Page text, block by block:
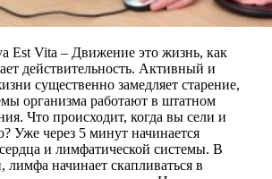
Est Vita – Движение это жизнь, как
действительность. Активный и
существенно замедляет старение,
организма работают в штатном
Что происходит, когда вы сели и
Уже через 5 минут начинается
и лимфатической системы. В
начинает скапливаться в